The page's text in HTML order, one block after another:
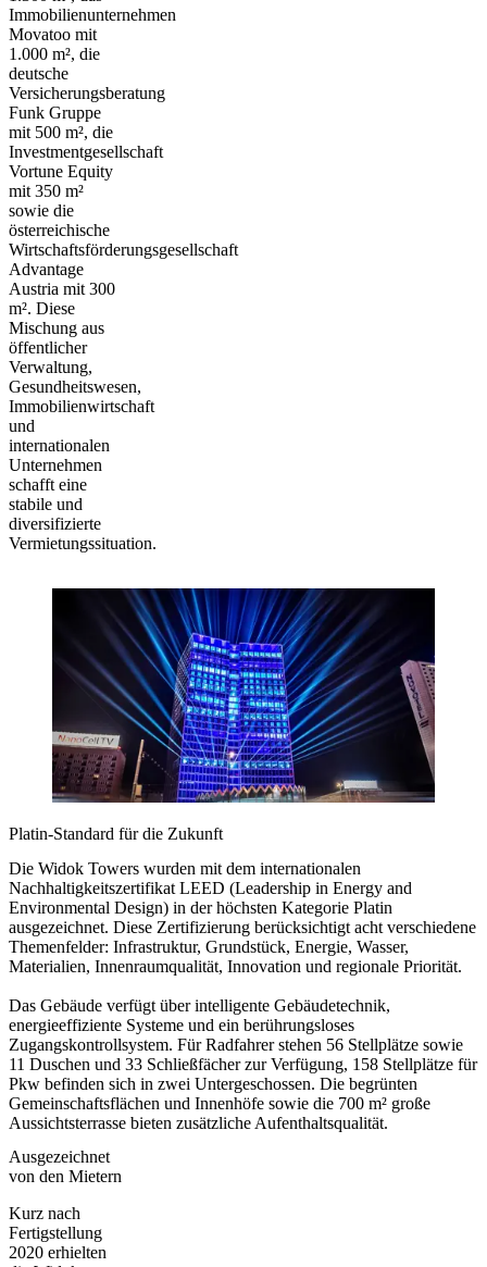
Immobilienunternehmen
Movatoo mit
1.000 m², die
deutsche
Versicherungsberatung
Funk Gruppe
mit 500 m², die
Investmentgesellschaft
Vortune Equity
mit 350 m²
sowie die
österreichische
Wirtschaftsförderungsgesellschaft
Advantage
Austria mit 300
m². Diese
Mischung aus
öffentlicher
Verwaltung,
Gesundheitswesen,
Immobilienwirtschaft
und
internationalen
Unternehmen
schafft eine
stabile und
diversifizierte
Vermietungssituation.
Platin-Standard für die Zukunft
Die Widok Towers wurden mit dem internationalen
Nachhaltigkeitszertifikat LEED (Leadership in Energy and
Environmental Design) in der höchsten Kategorie Platin
ausgezeichnet. Diese Zertifizierung berücksichtigt acht verschiedene
Themenfelder: Infrastruktur, Grundstück, Energie, Wasser,
Materialien, Innenraumqualität, Innovation und regionale Priorität.
Das Gebäude verfügt über intelligente Gebäudetechnik,
energieeffiziente Systeme und ein berührungsloses
Zugangskontrollsystem. Für Radfahrer stehen 56 Stellplätze sowie
11 Duschen und 33 Schließfächer zur Verfügung, 158 Stellplätze für
Pkw befinden sich in zwei Untergeschossen. Die begrünten
Gemeinschaftsflächen und Innenhöfe sowie die 700 m² große
Aussichtsterrasse bieten zusätzliche Aufenthaltsqualität.
Ausgezeichnet
von den Mietern
Kurz nach
Fertigstellung
2020 erhielten